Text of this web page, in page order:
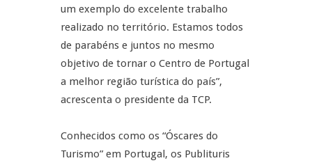
um exemplo do excelente trabalho
realizado no território. Estamos todos
de parabéns e juntos no mesmo
objetivo de tornar o Centro de Portugal
a melhor região turística do país”,
acrescenta o presidente da TCP.
Conhecidos como os “Óscares do
Turismo” em Portugal, os Publituris